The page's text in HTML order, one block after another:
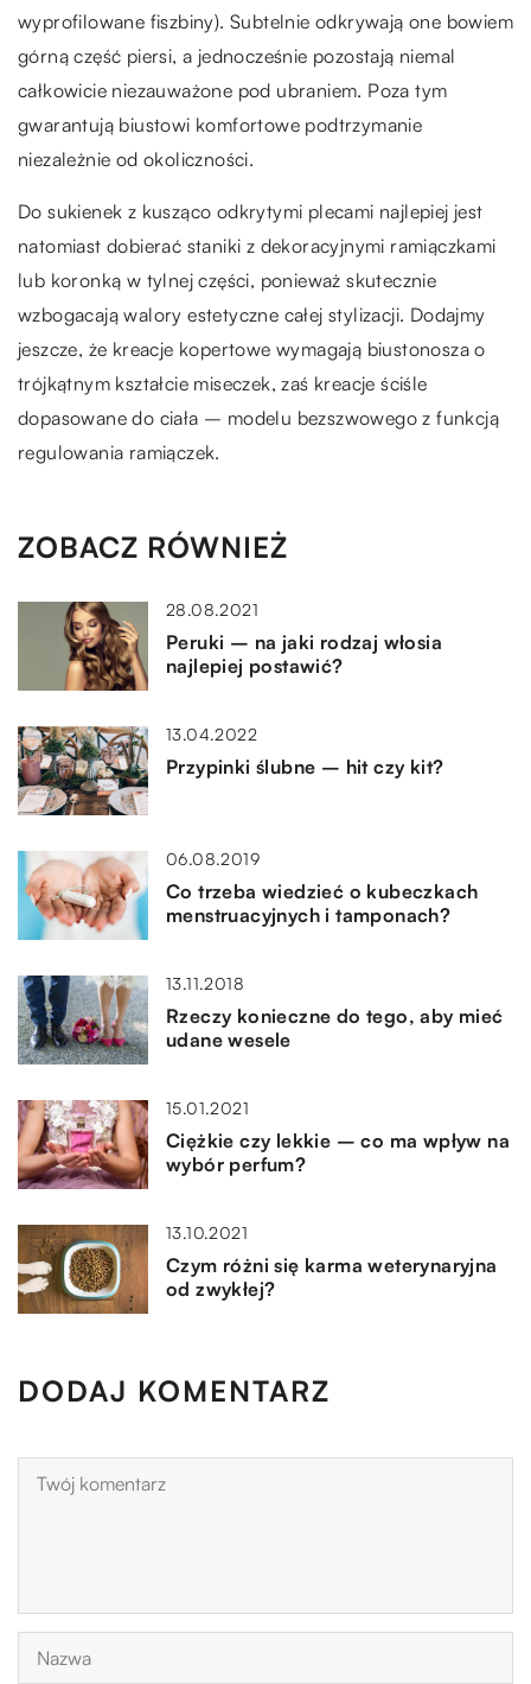
wyprofilowane fiszbiny). Subtelnie odkrywają one bowiem
górną część piersi, a jednocześnie pozostają niemal
całkowicie niezauważone pod ubraniem. Poza tym
gwarantują biustowi komfortowe podtrzymanie
niezależnie od okoliczności.
Do sukienek z kusząco odkrytymi plecami najlepiej jest
natomiast dobierać staniki z dekoracyjnymi ramiączkami
lub koronką w tylnej części, ponieważ skutecznie
wzbogacają walory estetyczne całej stylizacji. Dodajmy
jeszcze, że kreacje kopertowe wymagają biustonosza o
trójkątnym kształcie miseczek, zaś kreacje ściśle
dopasowane do ciała – modelu bezszwowego z funkcją
regulowania ramiączek.
ZOBACZ RÓWNIEŻ
28.08.2021
Peruki – na jaki rodzaj włosia
najlepiej postawić?
13.04.2022
Przypinki ślubne – hit czy kit?
06.08.2019
Co trzeba wiedzieć o kubeczkach
menstruacyjnych i tamponach?
13.11.2018
Rzeczy konieczne do tego, aby mieć
udane wesele
15.01.2021
Ciężkie czy lekkie – co ma wpływ na
wybór perfum?
13.10.2021
Czym różni się karma weterynaryjna
od zwykłej?
DODAJ KOMENTARZ